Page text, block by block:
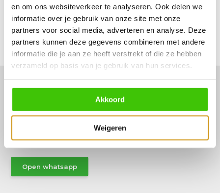
en om ons websiteverkeer te analyseren. Ook delen we
informatie over je gebruik van onze site met onze
partners voor social media, adverteren en analyse. Deze
partners kunnen deze gegevens combineren met andere
informatie die je aan ze heeft verstrekt of die ze hebben
verzameld op basis van je gebruik van hun services.
Akkoord
Weigeren
Reviews
Delen
Hulp of advies nodig?
Stuur gemakkelijk een Whatsapp.
Open whatsapp